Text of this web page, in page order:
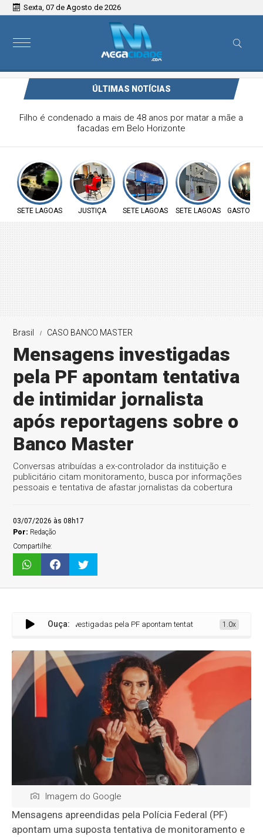
Sexta, 07 de Agosto de 2026
ÚLTIMAS NOTÍCIAS
Filho é condenado a mais de 48 anos por matar a mãe a
facadas em Belo Horizonte
SETE LAGOAS JUSTIÇA SETE LAGOAS SETE LAGOAS GASTOS
Brasil CASO BANCO MASTER
Mensagens investigadas
pela PF apontam tentativa
de intimidar jornalista
após reportagens sobre o
Banco Master
Conversas atribuídas a ex-controlador da instituição e
publicitário citam monitoramento, busca por informações
pessoais e tentativa de afastar jornalistas da cobertura
03/07/2026 às 08h17
Por: Redação
Compartilhe:
Ouça:
investigadas pela PF apontam tentativa de intimidar jornalista após
1.0x
Imagem do Google
Mensagens apreendidas pela Polícia Federal (PF)
apontam uma suposta tentativa de monitoramento e